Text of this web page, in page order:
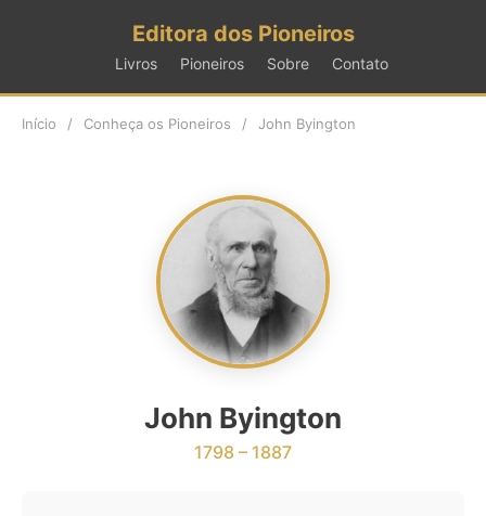
Editora dos Pioneiros
Livros Pioneiros Sobre Contato
Início / Conheça os Pioneiros / John Byington
John Byington
1798 – 1887